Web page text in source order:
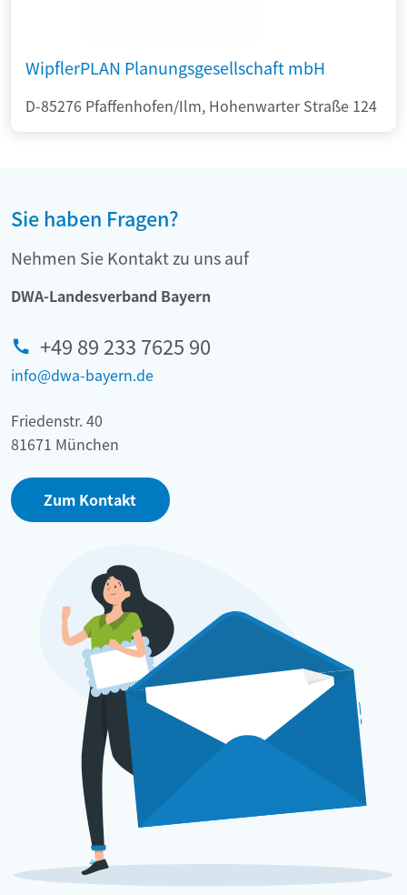
WipflerPLAN Planungsgesellschaft mbH
D-85276 Pfaffenhofen/Ilm, Hohenwarter Straße 124
Sie haben Fragen?
Nehmen Sie Kontakt zu uns auf
DWA-Landesverband Bayern
+49 89 233 7625 90
info@dwa-bayern.de
Friedenstr. 40
81671 München
Zum Kontakt